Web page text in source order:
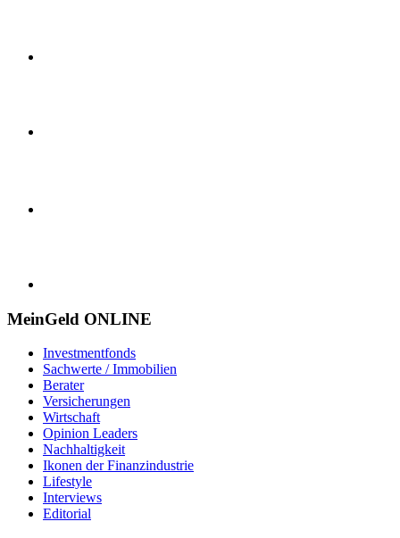
MeinGeld ONLINE
Investmentfonds
Sachwerte / Immobilien
Berater
Versicherungen
Wirtschaft
Opinion Leaders
Nachhaltigkeit
Ikonen der Finanzindustrie
Lifestyle
Interviews
Editorial